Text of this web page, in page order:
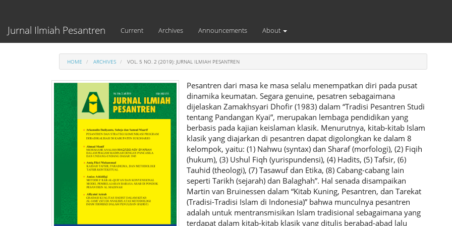
Main
Content
Jurnal Ilmiah Pesantren Current Archives Announcements About
HOME ARCHIVES VOL. 5 NO. 2 (2019): JURNAL ILMIAH PESANTREN
Pesantren dari masa ke masa selalu menempatkan diri pada pusat
dinamika keumatan. Segara genuine, pesatren sebagaimana
dijelaskan Zamakhsyari Dhofir (1983) dalam “Tradisi Pesantren Studi
tentang Pandangan Kyai”, merupakan lembaga pendidikan yang
berbasis pada kajian keislaman klasik. Menurutnya, kitab-kitab Islam
klasik yang diajarkan di pesantren dapat digolongkan ke dalam 8
kelompok, yaitu: (1) Nahwu (syntax) dan Sharaf (morfologi), (2) Fiqih
(hukum), (3) Ushul Fiqh (yurispundensi), (4) Hadits, (5) Tafsir, (6)
Tauhid (theologi), (7) Tasawuf dan Etika, (8) Cabang-cabang lain
seperti Tarikh (sejarah) dan Balaghah”. Hal senada disampaikan
Martin van Bruinessen dalam “Kitab Kuning, Pesantren, dan Tarekat
(Tradisi-Tradisi Islam di Indonesia)” bahwa munculnya pesantren
adalah untuk mentransmisikan Islam tradisional sebagaimana yang
terdapat dalam kitab-kitab klasik yang ditulis berabad-abad lalu